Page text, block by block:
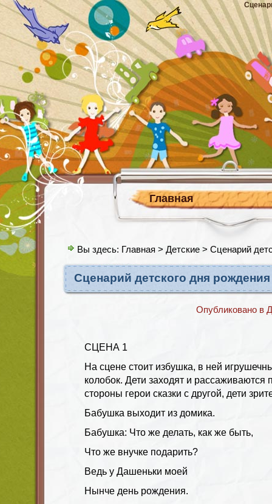
Главная
Вы здесь: Главная > Детские > Сценарий
Сценарий детского дня рождения
Опубликовано в
СЦЕНА 1
На сцене стоит избушка, в ней
колобок. Дети заходят и рассаживаются
стороны герои сказки с другой, дети
Бабушка выходит из домика.
Бабушка: Что же делать, как же быть,
Что же внучке подарить?
Ведь у Дашеньки моей
Нынче день рождения.